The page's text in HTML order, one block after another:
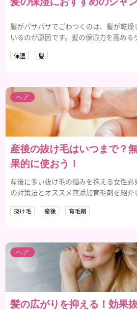
髪がパサパサでごわつくのは、髪が乾
いるのが原因です。髪の保湿力を高め
保湿 髪
ヘア
産後の抜け毛はいつまで？
果的に使おう！
産後に多い抜け毛の悩みを抱える女性
の対策法とオススメ無添加育毛剤を紹介
抜け毛 産後 育毛剤
ヘア
髪の広がりを抑える！効果